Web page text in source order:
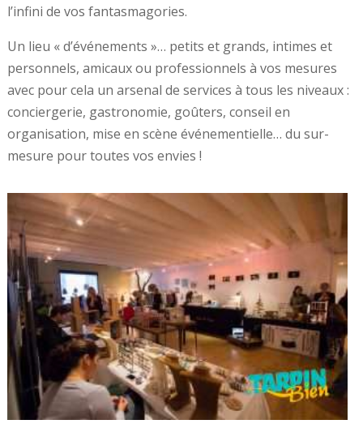
l’infini de vos fantasmagories.
Un lieu « d’événements »… petits et grands, intimes et
personnels, amicaux ou professionnels à vos mesures
avec pour cela un arsenal de services à tous les niveaux :
conciergerie, gastronomie, goûters, conseil en
organisation, mise en scène événementielle… du sur-
mesure pour toutes vos envies !